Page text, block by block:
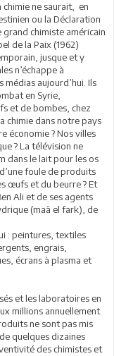
ne saurait, en
ou la Déclaration
chimiste américain
de la Paix (1962)
jusque et y
n’échappe à
médias aujourd’hui. Ils
en Syrie,
et de bombes, chez
chimie dans notre pays
économie ? Nos villes
? La télévision ne
dans le lait pour les os
foule de produits
œufs et du beurre ? Et
Ali et de ses agents
(maâ el fark), de
: peintures, textiles
engrais,
écrans à plasma et
et les laboratoires en
millions annuellement.
ne sont pas mis
quelques dizaines
des chimistes et